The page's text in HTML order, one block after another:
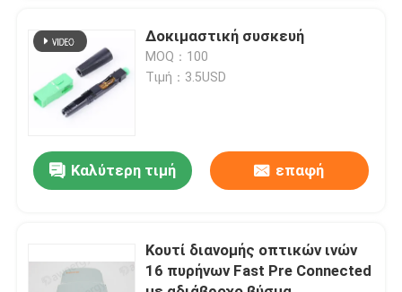
Ποιοτικός έλεγχος
Μας ελάτε σε επαφή με
Ειδήσεις
Ζητήστε ένα απόσπασμα
Δοκιμαστική συσκευή
MOQ：100
Τιμή：3.5USD
Καλύτερη τιμή επαφή
Κουτί διανομής οπτικών ινών
16 πυρήνων Fast Pre Connected